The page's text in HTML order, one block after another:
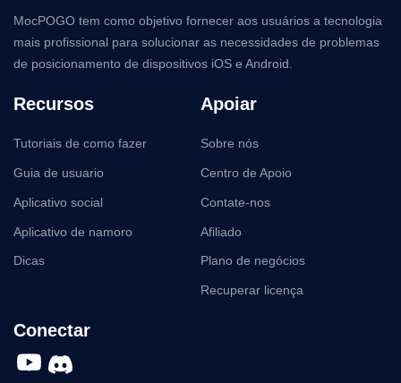
MocPOGO tem como objetivo fornecer aos usuários a tecnologia
mais profissional para solucionar as necessidades de problemas
de posicionamento de dispositivos iOS e Android.
Recursos
Tutoriais de como fazer
Guia de usuario
Aplicativo social
Aplicativo de namoro
Dicas
Apoiar
Sobre nós
Centro de Apoio
Contate-nos
Afiliado
Plano de negócios
Recuperar licença
Conectar